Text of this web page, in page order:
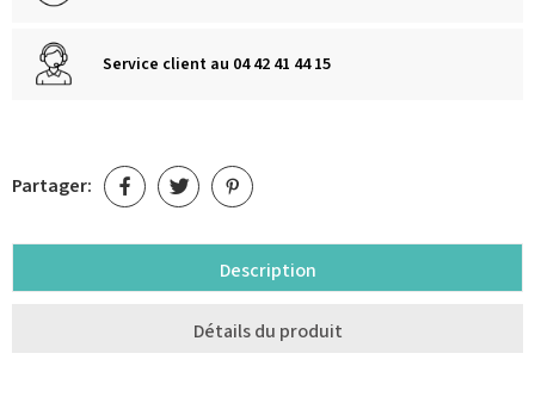
Service client au 04 42 41 44 15
Partager:
Description
Détails du produit